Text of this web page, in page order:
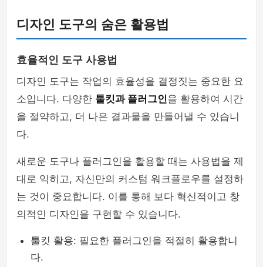
디자인 도구의 숨은 활용법
효율적인 도구 사용법
디자인 도구는 작업의 효율성을 결정짓는 중요한 요
소입니다. 다양한 툴킷과 플러그인을 활용하여 시간
을 절약하고, 더 나은 결과물을 만들어낼 수 있습니
다.
새로운 도구나 플러그인을 활용할 때는 사용법을 제
대로 익히고, 자신만의 커스텀 워크플로우를 설정하
는 것이 중요합니다. 이를 통해 보다 혁신적이고 창
의적인 디자인을 구현할 수 있습니다.
툴킷 활용: 필요한 플러그인을 적절히 활용합니
다.